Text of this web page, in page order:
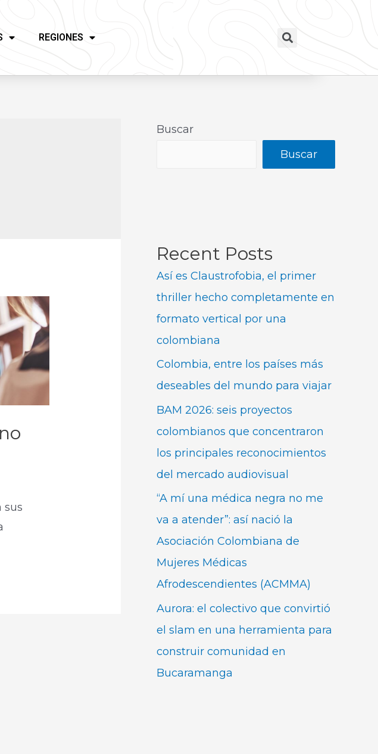
REGIONES
sus
Buscar
Buscar
Recent Posts
Así es Claustrofobia, el primer
thriller hecho completamente en
formato vertical por una
colombiana
Colombia, entre los países más
deseables del mundo para viajar
BAM 2026: seis proyectos
colombianos que concentraron
los principales reconocimientos
del mercado audiovisual
“A mí una médica negra no me
va a atender”: así nació la
Asociación Colombiana de
Mujeres Médicas
Afrodescendientes (ACMMA)
Aurora: el colectivo que convirtió
el slam en una herramienta para
construir comunidad en
Bucaramanga